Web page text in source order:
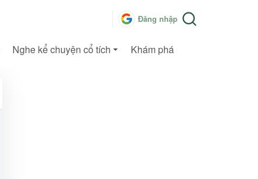
Đăng nhập
Nghe kể chuyện cổ tích Khám phá